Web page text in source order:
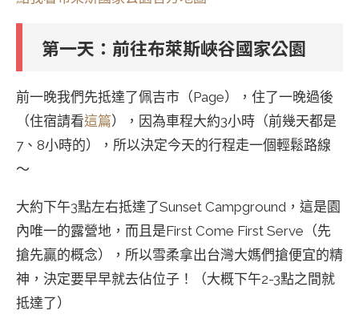
第一天：前往布萊斯峽谷國家公園
前一晚我們先抵達了佩吉市（Page），住了一晚過後
（住宿請看這篇），因為車程大約3小時（前幾天都是
7、8小時的），所以決定今天的行程走一個輕鬆路線
～
大約下午3點左右抵達了Sunset Campground，這是園
內唯一的露營地，而且是First Come First Serve（先
搶先贏的概念），所以雪柔拿出台灣大媽們搶便宜的精
神，決定要早早就去佔位子！（大概下午2-3點之間就
抵達了）